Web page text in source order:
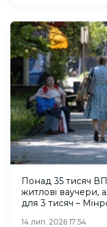
Понад 35 тисяч
житлові ваучери,
для 3 тисяч –
14 лип. 2026 17:54